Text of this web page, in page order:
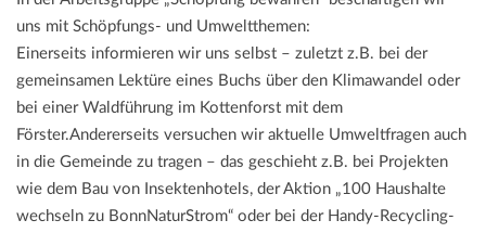
uns mit Schöpfungs- und Umweltthemen:
Einerseits informieren wir uns selbst – zuletzt z.B. bei der
gemeinsamen Lektüre eines Buchs über den Klimawandel oder
bei einer Waldführung im Kottenforst mit dem
Förster.Andererseits versuchen wir aktuelle Umweltfragen auch
in die Gemeinde zu tragen – das geschieht z.B. bei Projekten
wie dem Bau von Insektenhotels, der Aktion „100 Haushalte
wechseln zu BonnNaturStrom“ oder bei der Handy-Recycling-